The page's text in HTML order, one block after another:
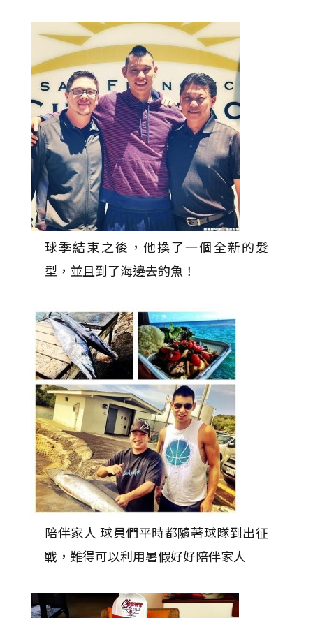
球季結束之後，他換了一個全新的髮
型，並且到了海邊去釣魚！
陪伴家人 球員們平時都隨著球隊到出征
戰，難得可以利用暑假好好陪伴家人